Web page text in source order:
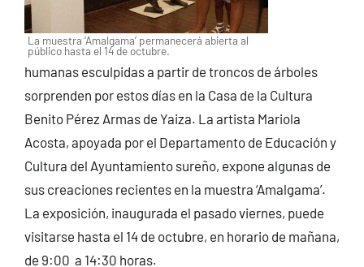
La muestra ‘Amalgama’ permanecerá abierta al
público hasta el 14 de octubre.
humanas esculpidas a partir de troncos de árboles
sorprenden por estos días en la Casa de la Cultura
Benito Pérez Armas de Yaiza. La artista Mariola
Acosta, apoyada por el Departamento de Educación y
Cultura del Ayuntamiento sureño, expone algunas de
sus creaciones recientes en la muestra ‘Amalgama’.
La exposición, inaugurada el pasado viernes, puede
visitarse hasta el 14 de octubre, en horario de mañana,
de 9:00 a 14:30 horas.